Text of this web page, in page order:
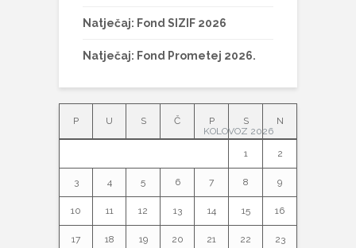
Natječaj: Fond SIZIF 2026
Natječaj: Fond Prometej 2026.
KOLOVOZ 2026
P U S Č P S N
1 2
3 4 5 6 7 8 9
10 11 12 13 14 15 16
17 18 19 20 21 22 23